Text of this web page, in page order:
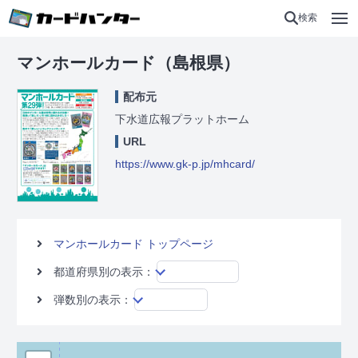
検索
マンホールカード（島根県）
配布元
下水道広報プラットホーム
URL
https://www.gk-p.jp/mhcard/
マンホールカード トップページ
都道府県別の表示：
弾数別の表示：